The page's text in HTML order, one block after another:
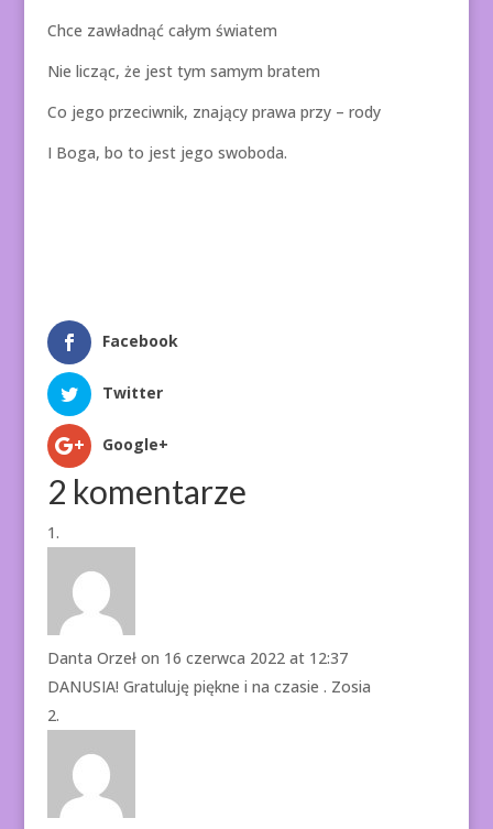
Chce zawładnąć całym światem
Nie licząc, że jest tym samym bratem
Co jego przeciwnik, znający prawa przy – rody
I Boga, bo to jest jego swoboda.
Facebook
Twitter
Google+
2 komentarze
Danta Orzeł on 16 czerwca 2022 at 12:37
DANUSIA! Gratuluję piękne i na czasie . Zosia